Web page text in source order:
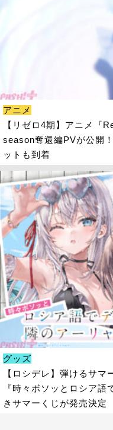
アニメ
【リゼロ4期】アニメ『
season奪還編PVが公開
ットも到着
グッズ
【ロシデレ】弾けるサマ
『時々ボソッとロシア
きサマーくじが発売決定